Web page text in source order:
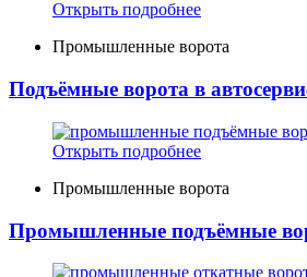
Открыть подробнее
Промышленные ворота
Подъёмные ворота в
Открыть подробнее
Промышленные ворота
Промышленные подъёмные